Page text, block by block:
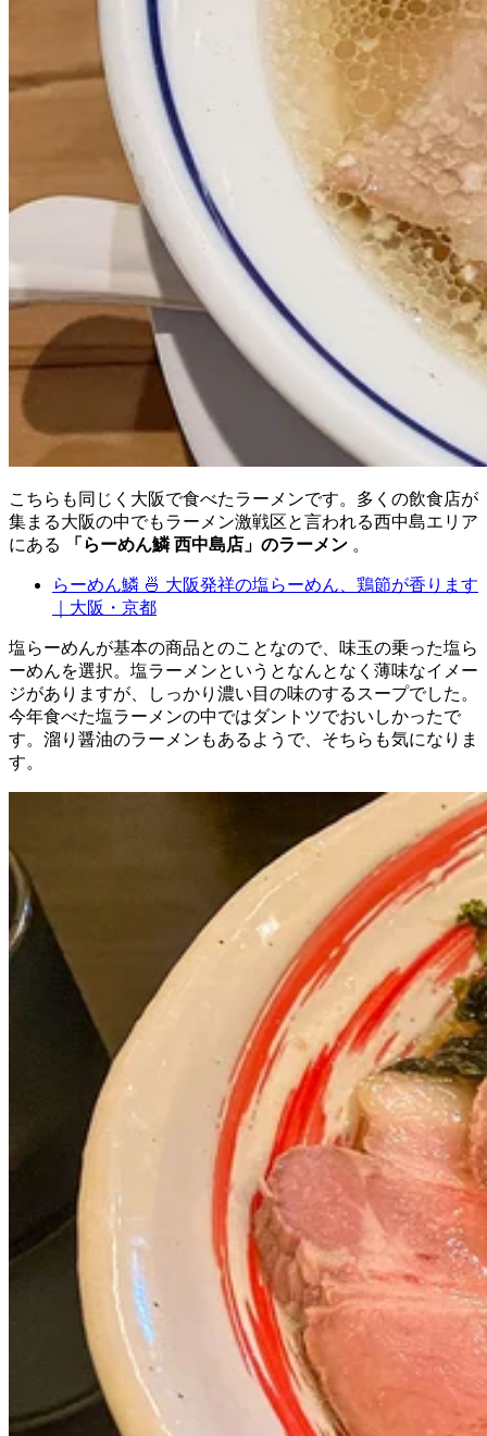
こちらも同じく大阪で食べたラーメンです。多くの飲食店が
集まる大阪の中でもラーメン激戦区と言われる西中島エリア
にある
「らーめん鱗 西中島店」のラーメン 。
らーめん鱗 🍜 大阪発祥の塩らーめん、鶏節が香ります
｜大阪・京都
塩らーめんが基本の商品とのことなので、味玉の乗った塩ら
ーめんを選択。塩ラーメンというとなんとなく薄味なイメー
ジがありますが、しっかり濃い目の味のするスープでした。
今年食べた塩ラーメンの中ではダントツでおいしかったで
す。溜り醤油のラーメンもあるようで、そちらも気になりま
す。